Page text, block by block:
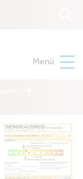
Menü